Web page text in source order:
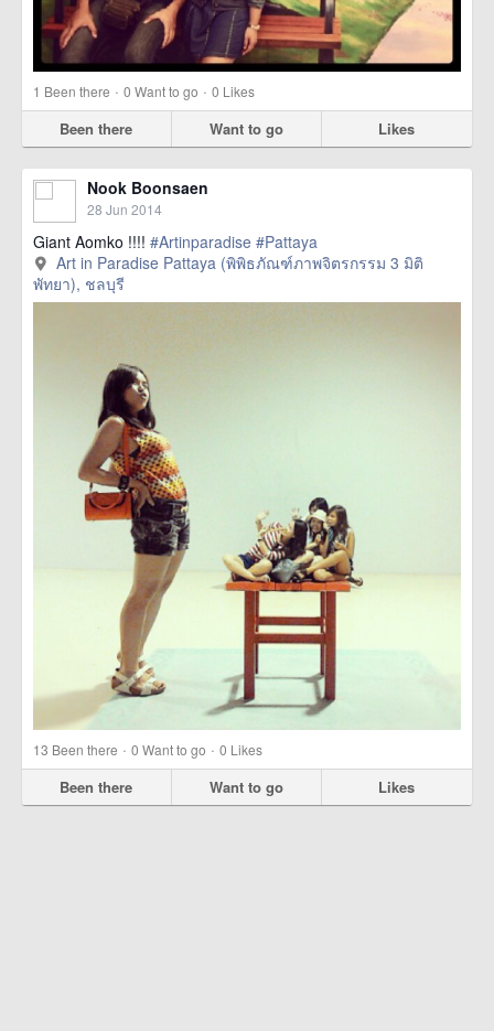
1 Been there · 0 Want to go · 0 Likes
Been there Want to go Likes
Nook Boonsaen
28 Jun 2014
Giant Aomko !!!! #Artinparadise #Pattaya
Art in Paradise Pattaya (พิพิธภัณฑ์ภาพจิตรกรรม 3 มิติ
พัทยา), ชลบุรี
13 Been there · 0 Want to go · 0 Likes
Been there Want to go Likes